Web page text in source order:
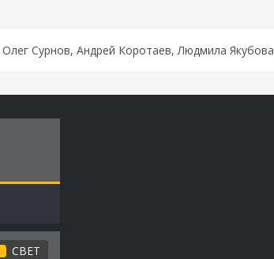
Сурнов, Андрей Коротаев, Людмила Якубова
СВЕТ